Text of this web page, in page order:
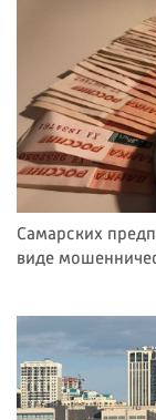
Самарских
виде